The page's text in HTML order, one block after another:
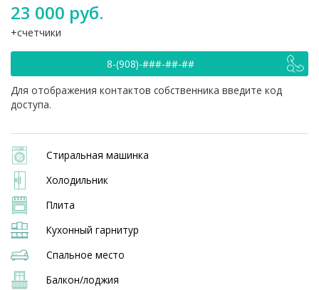
23 000 руб.
счетчики
8-(908)-###-##-##
Для отображения контактов собственника введите код
доступа.
Стиральная машинка
Холодильник
Плита
Кухонный гарнитур
Спальное место
Балкон/лоджия